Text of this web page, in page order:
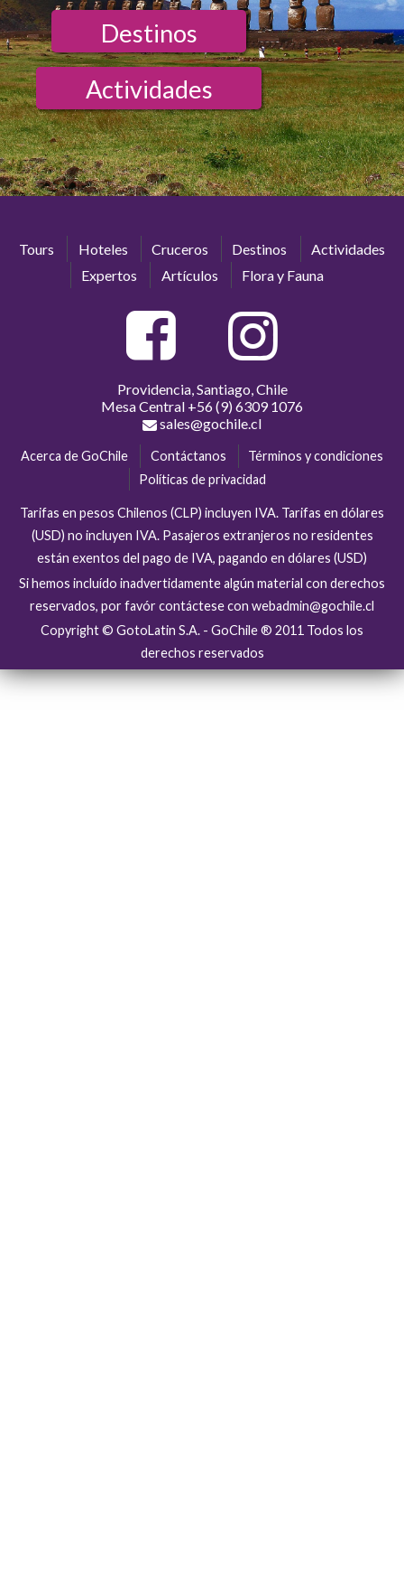
Destinos
Actividades
Tours Hoteles Cruceros Destinos
Actividades
Expertos
Artículos Flora y Fauna
Providencia, Santiago, Chile
Mesa Central +56 (9) 6309 1076
sales@gochile.cl
Acerca de GoChile Contáctanos
Términos y condiciones
Políticas de privacidad
Tarifas en pesos Chilenos (CLP) incluyen IVA. Tarifas en dólares
(USD) no incluyen IVA. Pasajeros extranjeros no residentes
están exentos del pago de IVA, pagando en dólares (USD)
Si hemos incluído inadvertidamente algún material con derechos
reservados, por favór contáctese con webadmin@gochile.cl
Copyright © GotoLatin S.A. - GoChile ® 2011 Todos los
derechos reservados